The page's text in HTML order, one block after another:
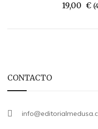
19,00 €
CONTACTO